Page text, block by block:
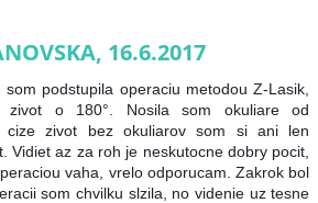
16.6.2017
podstupila operaciu metodou Z-Lasik,
zivot o 180°. Nosila som okuliare od
cize zivot bez okuliarov som si ani len
Vidiet az za roh je neskutocne dobry pocit,
vaha, vrelo odporucam. Zakrok bol
som chvilku slzila, no videnie uz tesne